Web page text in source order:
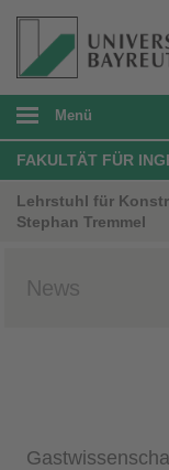
Menü
FAKULTÄT FÜR
Lehrstuhl für
Stephan Tremmel
News